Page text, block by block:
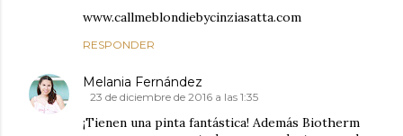
www.callmeblondiebycinziasatta.com
RESPONDER
Melania Fernández
23 de diciembre de 2016 a las 1:35
¡Tienen una pinta fantástica! Además Biotherm